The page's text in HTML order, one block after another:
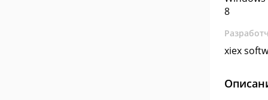
8
xiex